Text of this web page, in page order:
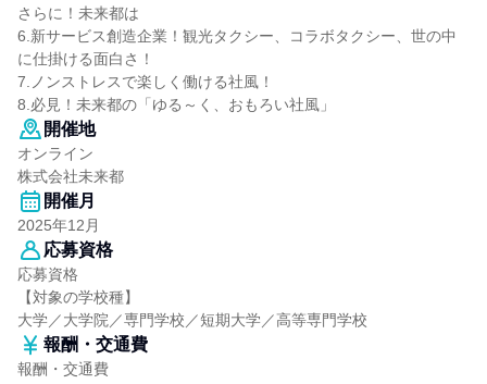
さらに！未来都は
6.新サービス創造企業！観光タクシー、コラボタクシー、世の中
に仕掛ける面白さ！
7.ノンストレスで楽しく働ける社風！
8.必見！未来都の「ゆる～く、おもろい社風」
開催地
オンライン
株式会社未来都
開催月
2025年12月
応募資格
応募資格
【対象の学校種】
大学／大学院／専門学校／短期大学／高等専門学校
報酬・交通費
報酬・交通費